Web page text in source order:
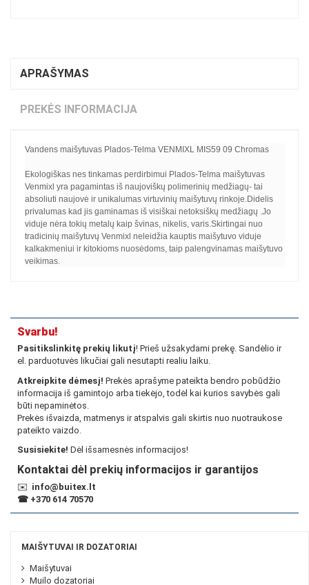
APRAŠYMAS
PREKĖS INFORMACIJA
Vandens maišytuvas Plados-Telma VENMIXL MIS59 09 Chromas
Ekologiškas nes tinkamas perdirbimui Plados-Telma maišytuvas
Venmixl yra pagamintas iš naujoviškų polimerinių medžiagų- tai
absoliuti naujovė ir unikalumas virtuvinių maišytuvų rinkoje.Didelis
privalumas kad jis gaminamas iš visiškai netoksiškų medžiagų .Jo
viduje nėra tokių metalų kaip švinas, nikelis, varis.Skirtingai nuo
tradicinių maišytuvų Venmixl neleidžia kauptis maišytuvo viduje
kalkakmeniui ir kitokioms nuosėdoms, taip palengvinamas maišytuvo
veikimas.
Svarbu!
Pasitikslinkitę prekių likutį! Prieš užsakydami prekę. Sandėlio ir
el. parduotuvės likučiai gali nesutapti realiu laiku.
Atkreipkite dėmesį! Prekės aprašyme pateikta bendro pobūdžio
informacija iš gamintojo arba tiekėjo, todėl kai kurios savybės gali
būti nepaminėtos.
Prekės išvaizda, matmenys ir atspalvis gali skirtis nuo nuotraukose
pateikto vaizdo.
Susisiekite! Dėl išsamesnės informacijos!
Kontaktai dėl prekių informacijos ir garantijos
✉️ info@buitex.lt
☎ +370 614 70570
MAIŠYTUVAI IR DOZATORIAI
Maišytuvai
Muilo dozatoriai